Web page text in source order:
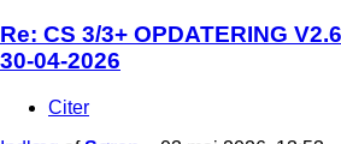
Re: CS 3/3+ OPDATERING
30-04-2026
Citer